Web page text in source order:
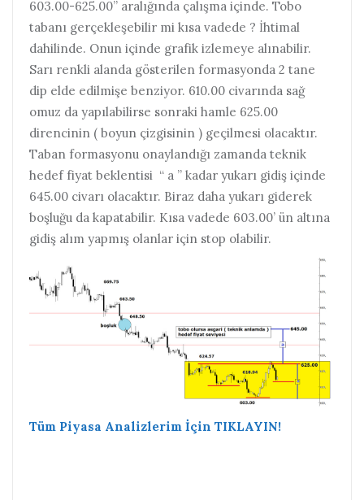
603.00-625.00” aralığında çalışma içinde. Tobo
tabanı gerçekleşebilir mi kısa vadede ? İhtimal
dahilinde. Onun içinde grafik izlemeye alınabilir.
Sarı renkli alanda gösterilen formasyonda 2 tane
dip elde edilmişe benziyor. 610.00 civarında sağ
omuz da yapılabilirse sonraki hamle 625.00
direncinin ( boyun çizgisinin ) geçilmesi olacaktır.
Taban formasyonu onaylandığı zamanda teknik
hedef fiyat beklentisi “ a ” kadar yukarı gidiş içinde
645.00 civarı olacaktır. Biraz daha yukarı giderek
boşluğu da kapatabilir. Kısa vadede 603.00’ ün altına
gidiş alım yapmış olanlar için stop olabilir.
Tüm Piyasa Analizlerim İçin TIKLAYIN!